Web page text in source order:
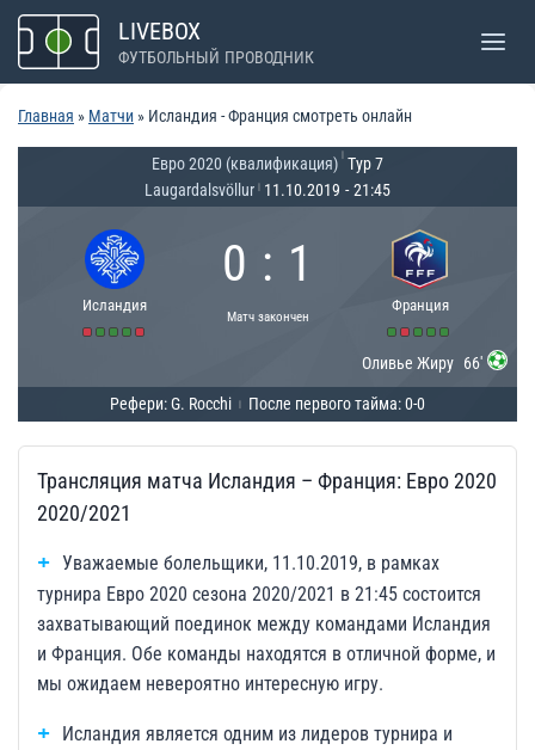
Перейти
содержимому
LIVEBOX
ФУТБОЛЬНЫЙ ПРОВОДНИК
Главная » Матчи » Исландия - Франция смотреть онлайн
Евро 2020 (квалификация) Тур 7
Laugardalsvöllur 11.10.2019 - 21:45
Исландия
0 : 1
Матч закончен
Франция
Оливье Жиру 66'
Рефери: G. Rocchi После первого тайма: 0-0
Трансляция матча Исландия – Франция: Евро 2020
2020/2021
Уважаемые болельщики, 11.10.2019, в рамках
турнира Евро 2020 сезона 2020/2021 в 21:45 состоится
захватывающий поединок между командами Исландия
и Франция. Обе команды находятся в отличной форме, и
мы ожидаем невероятно интересную игру.
Исландия является одним из лидеров турнира и